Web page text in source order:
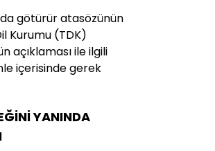
götürür atasözünün
Kurumu (TDK)
açıklaması ile ilgili
içerisinde gerek
YANINDA